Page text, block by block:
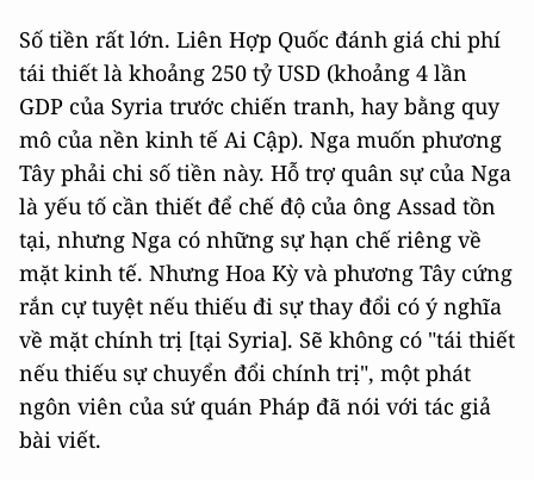
Số tiền rất lớn. Liên Hợp Quốc đánh giá chi phí
tái thiết là khoảng 250 tỷ USD (khoảng 4 lần
GDP của Syria trước chiến tranh, hay bằng quy
mô của nền kinh tế Ai Cập). Nga muốn phương
Tây phải chi số tiền này. Hỗ trợ quân sự của Nga
là yếu tố cần thiết để chế độ của ông Assad tồn
tại, nhưng Nga có những sự hạn chế riêng về
mặt kinh tế. Nhưng Hoa Kỳ và phương Tây cứng
rắn cự tuyệt nếu thiếu đi sự thay đổi có ý nghĩa
về mặt chính trị [tại Syria]. Sẽ không có "tái thiết
nếu thiếu sự chuyển đổi chính trị", một phát
ngôn viên của sứ quán Pháp đã nói với tác giả
bài viết.